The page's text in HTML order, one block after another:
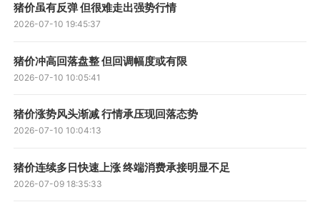
猪价虽有反弹 但很难走出强势行情
2026-07-10 19:45:37
猪价冲高回落盘整 但回调幅度或有限
2026-07-10 10:05:41
猪价涨势风头渐减 行情承压现回落态势
2026-07-10 10:04:13
猪价连续多日快速上涨 终端消费承接明显不足
2026-07-09 18:35:33